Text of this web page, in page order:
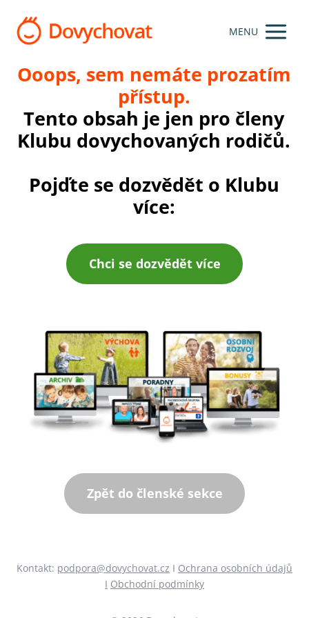
MENU
Ooops, sem nemáte prozatím
přístup.
Tento obsah je jen pro členy
Klubu dovychovaných rodičů.
Pojďte se dozvědět o Klubu
více:
Chci se dozvědět více
Zpět do členské sekce
Kontakt: podpora@dovychovat.cz Ι Ochrana osobních údajů
Ι Obchodní podmínky